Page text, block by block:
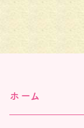
ホーム